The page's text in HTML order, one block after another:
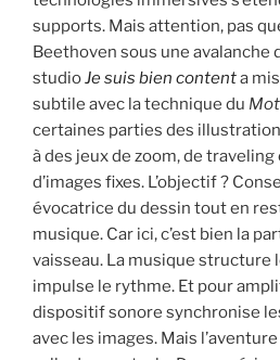
supports. Mais attention, pas
Beethoven sous une avalanche
studioJe suis bien contenta
subtile avec la technique du
certaines parties des
à des jeux de zoom, de
d’images fixes. L’objectif ?
évocatrice du dessin tout en
musique. Car ici, c’est bien la
vaisseau. La musique structure
impulse le rythme. Et pour
dispositif sonore synchronise
avec les images. Mais